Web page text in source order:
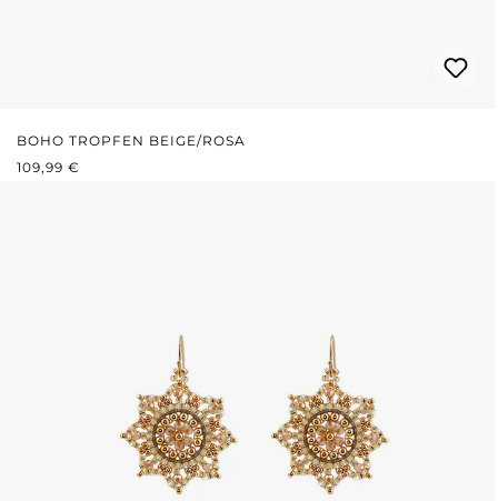
BOHO TROPFEN BEIGE/ROSA
REGULÄRER PREIS:
109,99 €